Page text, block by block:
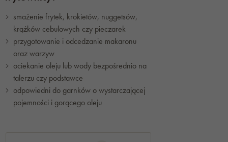
smażenie frytek, krokietów, nuggetsów,
krążków cebulowych czy pieczarek
przygotowanie i odcedzanie makaronu
oraz warzyw
ociekanie oleju lub wody bezpośrednio na
talerzu czy podstawce
odpowiedni do garnków o wystarczającej
pojemności i gorącego oleju